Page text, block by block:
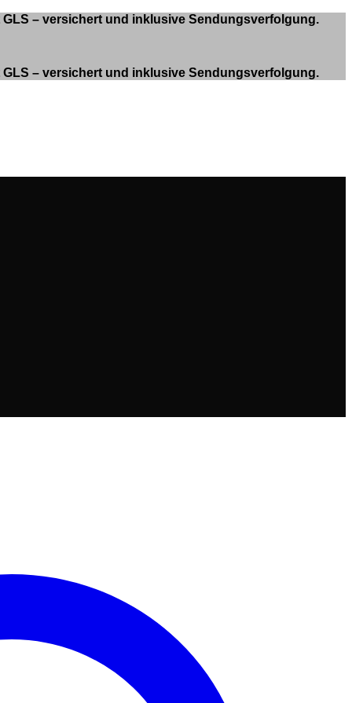
– versichert und inklusive Sendungsverfolgung.
– versichert und inklusive Sendungsverfolgung.